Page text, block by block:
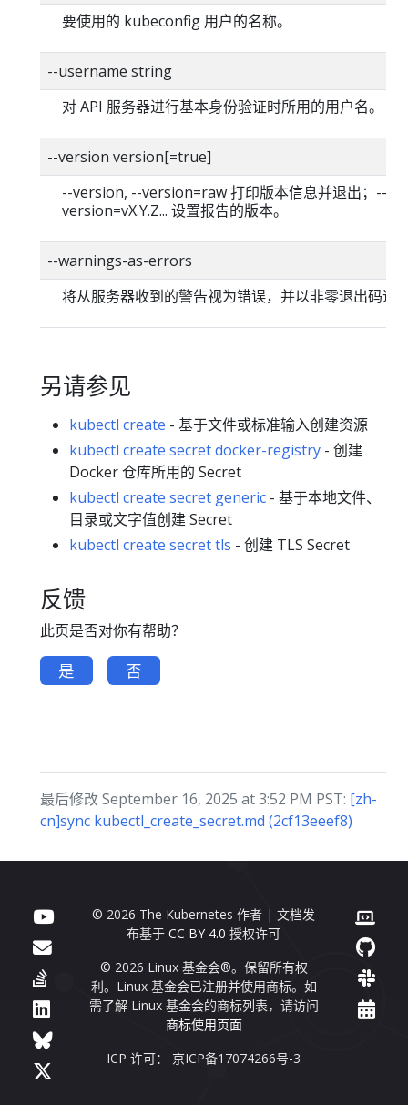
要使用的 kubeconfig 用户的名称。
--username string
对 API 服务器进行基本身份验证时所用的用户名。
--version version[=true]
--version, --version=raw 打印版本信息并退出；--
version=vX.Y.Z... 设置报告的版本。
--warnings-as-errors
将从服务器收到的警告视为错误，并以非零退出码退
另请参见
kubectl create - 基于文件或标准输入创建资源
kubectl create secret docker-registry - 创建
Docker 仓库所用的 Secret
kubectl create secret generic - 基于本地文件、
目录或文字值创建 Secret
kubectl create secret tls - 创建 TLS Secret
反馈
此页是否对你有帮助？
是 否
最后修改 September 16, 2025 at 3:52 PM PST: [zh-
cn]sync kubectl_create_secret.md (2cf13eeef8)
© 2026 The Kubernetes 作者 | 文档发
布基于CC BY 4.0 授权许可
© 2026 Linux 基金会®。保留所有权
利。Linux 基金会已注册并使用商标。如
需了解 Linux 基金会的商标列表，请访问
商标使用页面
ICP 许可： 京ICP备17074266号-3